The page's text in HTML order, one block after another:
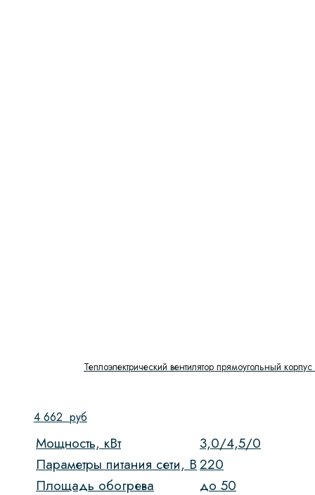
Теплоэлектрический вентилятор прямоугольный
4 662 руб
Мощность, кВт
3,0/4,5/0
Параметры питания сети, В220
Площадь обогрева
до 50